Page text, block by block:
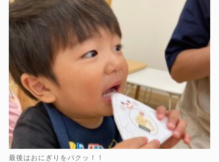
最後はおにぎりをパクッ！！